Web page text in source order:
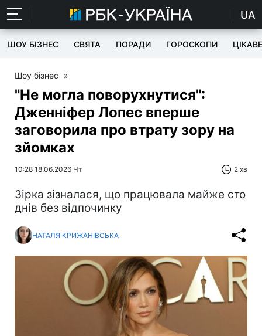
UA
ШОУ БІЗНЕС СВЯТА ПОРАДИ ГОРОСКОПИ ЦІКАВЕ
Шоу бізнес »
"Не могла поворухнутися":
Дженніфер Лопес вперше
заговорила про втрату зору на
зйомках
10:28 18.06.2026 Чт 2 хв
Зірка зізналася, що працювала майже сто
днів без відпочинку
НАТАЛЯ КРИЖАНІВСЬКА